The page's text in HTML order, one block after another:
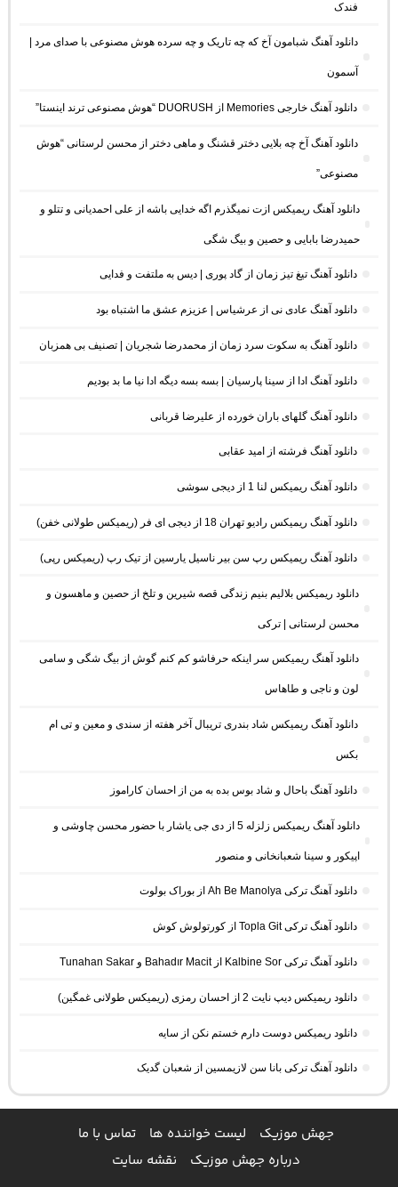
فندک
دانلود آهنگ شبامون آخ که چه تاریک و چه سرده هوش مصنوعی با صدای مرد |
آسمون
دانلود آهنگ خارجی Memories از DUORUSH “هوش مصنوعی ترند اینستا”
دانلود آهنگ آخ چه بلایی دختر قشنگ و ماهی دختر از محسن لرستانی “هوش
مصنوعی”
دانلود آهنگ ریمیکس ازت نمیگذرم اگه خدایی باشه از علی احمدیانی و تتلو و
حمیدرضا بابایی و حصین و بیگ شگی
دانلود آهنگ تیغ تیز زمان از گاد پوری | دیس به ملتفت و فدایی
دانلود آهنگ عادی نی از عرشیاس | عزیزم عشق ما اشتباه بود
دانلود آهنگ به سکوت سرد زمان از محمدرضا شجریان | تصنیف بی همزبان
دانلود آهنگ ادا از سینا پارسیان | بسه بسه دیگه ادا نیا ما بد بودیم
دانلود آهنگ گلهای باران خورده از علیرضا قربانی
دانلود آهنگ فرشته از امید عقابی
دانلود آهنگ ریمیکس لنا 1 از دیجی سوشی
دانلود آهنگ ریمیکس رادیو تهران 18 از دیجی ای فر (ریمیکس طولانی خفن)
دانلود آهنگ ریمیکس رپ سن بیر ناسیل یارسین از تیک رپ (ریمیکس رپی)
دانلود ریمیکس بلالیم بنیم زندگی قصه شیرین و تلخ از حصین و ماهسون و
محسن لرستانی | ترکی
دانلود آهنگ ریمیکس سر اینکه حرفاشو کم کنم گوش از بیگ شگی و سامی
لون و ناجی و طاهاس
دانلود آهنگ ریمیکس شاد بندری تریبال آخر هفته از سندی و معین و تی ام
بکس
دانلود آهنگ باحال و شاد بوس بده به من از احسان کاراموز
دانلود آهنگ ریمیکس زلزله 5 از دی جی یاشار با حضور محسن چاوشی و
اپیکور و سینا شعبانخانی و منصور
دانلود آهنگ ترکی Ah Be Manolya از بوراک بولوت
دانلود آهنگ ترکی Topla Git از کورتولوش کوش
دانلود آهنگ ترکی Kalbine Sor از Bahadır Macit و Tunahan Sakar
دانلود ریمیکس دیپ نایت 2 از احسان رمزی (ریمیکس طولانی غمگین)
دانلود ریمیکس دوست دارم خستم نکن از سایه
دانلود آهنگ ترکی بانا سن لازیمسین از شعبان گدیک
جهش موزیک لیست خواننده ها
تماس با ما
درباره جهش موزیک
نقشه سایت